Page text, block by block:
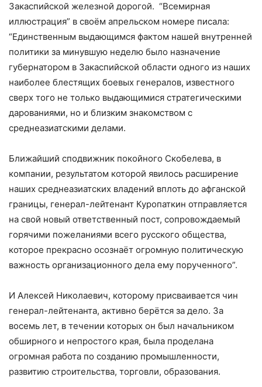
Закаспийской железной дорогой. “Всемирная
иллюстрация” в своём апрельском номере писала:
“Единственным выдающимся фактом нашей внутренней
политики за минувшую неделю было назначение
губернатором в Закаспийской области одного из наших
наиболее блестящих боевых генералов, известного
сверх того не только выдающимися стратегическими
дарованиями, но и близким знакомством с
среднеазиатскими делами.
Ближайший сподвижник покойного Скобелева, в
компании, результатом которой явилось расширение
наших среднеазиатских владений вплоть до афганской
границы, генерал-лейтенант Куропаткин отправляется
на свой новый ответственный пост, сопровождаемый
горячими пожеланиями всего русского общества,
которое прекрасно осознаёт огромную политическую
важность организационного дела ему порученного”.
И Алексей Николаевич, которому присваивается чин
генерал-лейтенанта, активно берётся за дело. За
восемь лет, в течении которых он был начальником
обширного и непростого края, была проделана
огромная работа по созданию промышленности,
развитию строительства, торговли, образования.